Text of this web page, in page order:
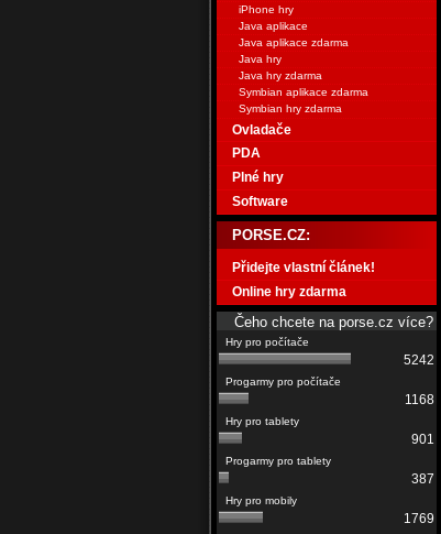
iPhone hry
Java aplikace
Java aplikace zdarma
Java hry
Java hry zdarma
Symbian aplikace zdarma
Symbian hry zdarma
Ovladače
PDA
Plné hry
Software
PORSE.CZ:
Přidejte vlastní článek!
Online hry zdarma
Čeho chcete na porse.cz více?
5242
1168
901
387
1769